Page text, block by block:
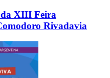
XIII Feira
Rivadavia